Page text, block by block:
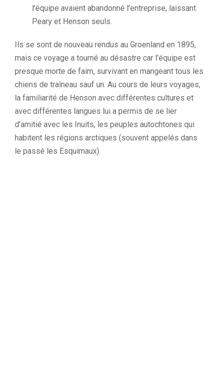
l’équipe avaient abandonné l’entreprise, laissant
Peary et Henson seuls.
Ils se sont de nouveau rendus au Groenland en 1895,
mais ce voyage a tourné au désastre car l’équipe est
presque morte de faim, survivant en mangeant tous les
chiens de traîneau sauf un. Au cours de leurs voyages,
la familiarité de Henson avec différentes cultures et
avec différentes langues lui a permis de se lier
d’amitié avec les Inuits, les peuples autochtones qui
habitent les régions arctiques (souvent appelés dans
le passé les Esquimaux).